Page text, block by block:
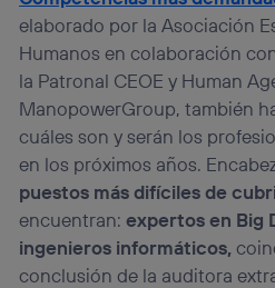
elaborado por la Asociación
Humanos en colaboración
la Patronal CEOE y Human
ManopowerGroup, también
cuáles son y serán los
en los próximos años.
puestos más difíciles de
encuentran:expertos en Big
ingenieros informáticos,
conclusión de la auditora